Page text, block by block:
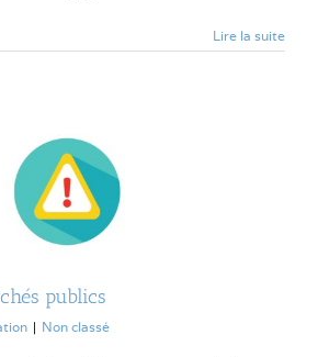
Lire la suite
publics
| Non classé